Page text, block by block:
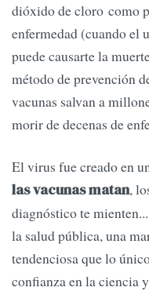
dióxido de cloro como
enfermedad (cuando el
puede causarte la
método de prevención
vacunas salvan a
morir de decenas de
El virus fue creado en
las vacunas matan,
diagnóstico te
la salud pública, una
tendenciosa que lo
confianza en la ciencia